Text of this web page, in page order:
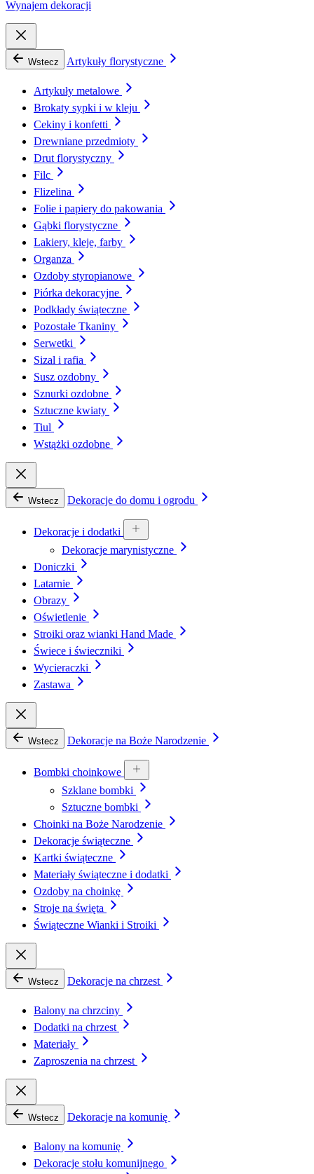
Wynajem dekoracji
Wstecz Artykuły florystyczne
Artykuły metalowe
Brokaty sypki i w kleju
Cekiny i konfetti
Drewniane przedmioty
Drut florystyczny
Filc
Flizelina
Folie i papiery do pakowania
Gąbki florystyczne
Lakiery, kleje, farby
Organza
Ozdoby styropianowe
Piórka dekoracyjne
Podkłady świąteczne
Pozostałe Tkaniny
Serwetki
Sizal i rafia
Susz ozdobny
Sznurki ozdobne
Sztuczne kwiaty
Tiul
Wstążki ozdobne
Wstecz Dekoracje do domu i ogrodu
Dekoracje i dodatki
Dekoracje marynistyczne
Doniczki
Latarnie
Obrazy
Oświetlenie
Stroiki oraz wianki Hand Made
Świece i świeczniki
Wycieraczki
Zastawa
Wstecz Dekoracje na Boże Narodzenie
Bombki choinkowe
Szklane bombki
Sztuczne bombki
Choinki na Boże Narodzenie
Dekoracje świąteczne
Kartki świąteczne
Materiały świąteczne i dodatki
Ozdoby na choinkę
Stroje na święta
Świąteczne Wianki i Stroiki
Wstecz Dekoracje na chrzest
Balony na chrzciny
Dodatki na chrzest
Materiały
Zaproszenia na chrzest
Wstecz Dekoracje na komunię
Balony na komunię
Dekoracje stołu komunijnego